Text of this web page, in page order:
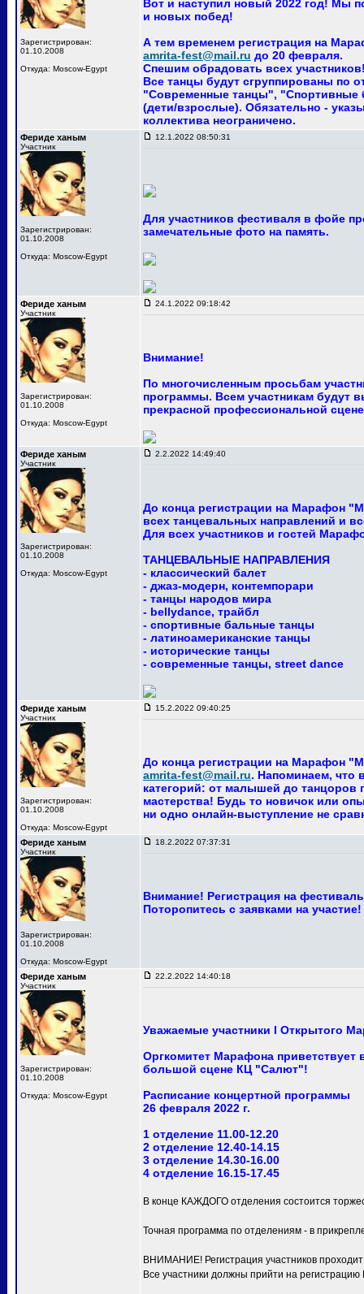
Зарегистрирован:
01.10.2008
Откуда: Moscow-Egypt
Вот и наступил новый 2022 год! Мы
и новых побед!
А тем временем регистрация на
amrita-fest@mail.ru до 20 февраля.
Спешим обрадовать всех
Все танцы будут сгруппированы по
"Современные танцы", "Спортивные
(дети/взрослые). Обязательно -
коллектива неограничено.
Фериде ханым
Участник
Зарегистрирован:
01.10.2008
Откуда: Moscow-Egypt
12.1.2022 08:50:31
Для участников фестиваля в фойе
замечательные фото на память.
Фериде ханым
Участник
Зарегистрирован:
01.10.2008
Откуда: Moscow-Egypt
24.1.2022 09:18:42
Внимание!
По многочисленным просьбам
программы. Всем участникам будут
прекрасной профессиональной
Фериде ханым
Участник
Зарегистрирован:
01.10.2008
Откуда: Moscow-Egypt
2.2.2022 14:49:40
До конца регистрации на Марафон
всех танцевальных направлений и
Для всех участников и гостей
ТАНЦЕВАЛЬНЫЕ НАПРАВЛЕНИЯ
- классический балет
- джаз-модерн, контемпорари
- танцы народов мира
- bellydance, трайбл
- спортивные бальные танцы
- латиноамериканские танцы
- исторические танцы
- современные танцы, street dance
Фериде ханым
Участник
Зарегистрирован:
01.10.2008
Откуда: Moscow-Egypt
15.2.2022 09:40:25
До конца регистрации на Марафон
amrita-fest@mail.ru. Напоминаем, что
категорий: от малышей до танцоров
мастерства! Будь то новичок или
ни одно онлайн-выступление не
Фериде ханым
Участник
Зарегистрирован:
01.10.2008
Откуда: Moscow-Egypt
18.2.2022 07:37:31
Внимание! Регистрация на
Поторопитесь с заявками на участие!
Фериде ханым
Участник
Зарегистрирован:
01.10.2008
Откуда: Moscow-Egypt
22.2.2022 14:40:18
Уважаемые участники I Открытого
Оргкомитет Марафона приветствует
большой сцене КЦ "Салют"!
Расписание концертной программы
26 февраля 2022 г.
1 отделение 11.00-12.20
2 отделение 12.40-14.15
3 отделение 14.30-16.00
4 отделение 16.15-17.45
В конце КАЖДОГО отделения состоится
Точная программа по отделениям - в
ВНИМАНИЕ! Регистрация участников
Все участники должны прийти на